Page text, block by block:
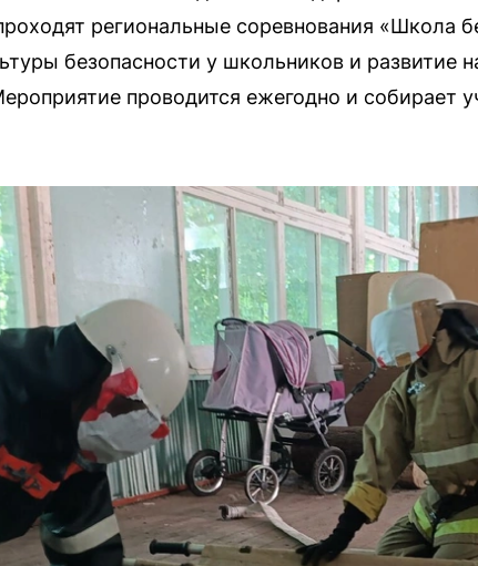
региональные соревнования «Школа
безопасности у школьников и развитие
проводится ежегодно и собирает